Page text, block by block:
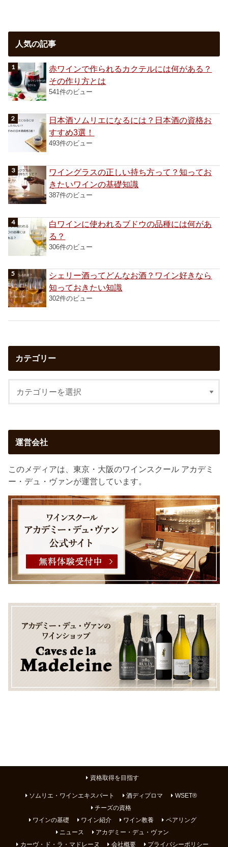
人気の記事
赤ワインで作られるカクテルには何がある？
その作り方とは
541件のビュー
日本酒ソムリエになるには？日本酒の資格お
すすめ3選！
493件のビュー
ワイングラスの正しい持ち方って？知ってお
きたいワインの基礎知識
387件のビュー
白ワインに使われるブドウの品種には何があ
る？
306件のビュー
シェリー酒ってどんなお酒？ワイン好きなら
知っておきたい知識
302件のビュー
カテゴリー
運営会社
このメディアは、東京・大阪のワインスクール アカデミ
ー・デュ・ヴァンが運営しています。
資格取得を目指す
ソムリエ・ワインエキスパート 酒ディプロマ
WSET®
チーズの資格
ワインの基礎
ワイン紹介 ワイン教養
ペアリング
ニュース
アカデミー・デュ・ヴァン
カーヴ・ド・ラ・マドレーヌ
会社概要 プライバシーポリシー